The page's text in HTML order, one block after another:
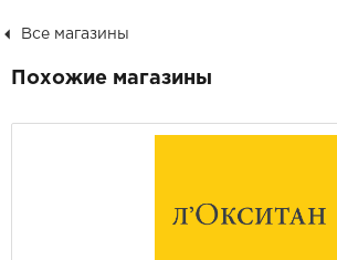
Все магазины
Похожие магазины